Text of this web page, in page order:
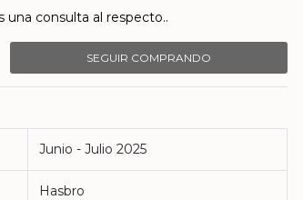
consulta al respecto..
SEGUIR COMPRANDO
Junio - Julio 2025
Hasbro